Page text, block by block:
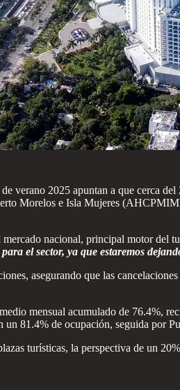
verano 2025 apuntan a que cerca
Morelos e Isla Mujeres
nacional, principal motor del
el sector, ya que estaremos
asegurando que las
mensual acumulado de 76.4%,
81.4% de ocupación, seguida por
turísticas, la perspectiva de un